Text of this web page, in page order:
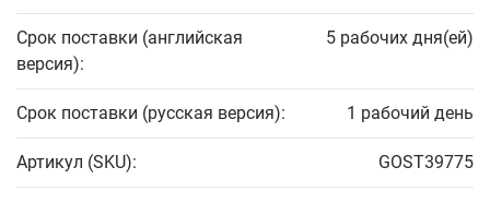
Срок поставки (английская
версия):
5 рабочих дня(ей)
Срок поставки (русская версия): 1 рабочий день
Артикул (SKU): GOST39775